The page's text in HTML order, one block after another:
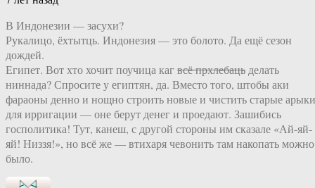
В Индонезии — засухи?
Рукалицо, ёхтытць. Индонезия — это болото. Да ещё сезон
дождей.
Египет. Вот хто хочит поучица каг всё прхлебацьделать
ниннада? Спросите у египтян, да. Вместо того, штобы аки
фараоны денно и нощно строить новые и чистить старые арыки
для ирригации — оне берут денег и проедают. Зашибись
госполитика! Тут, канеш, с другой стороны им сказале «Ай-яй-
яй! Низзя!», но всё же — втихаря чевонить там накопать можно
было.